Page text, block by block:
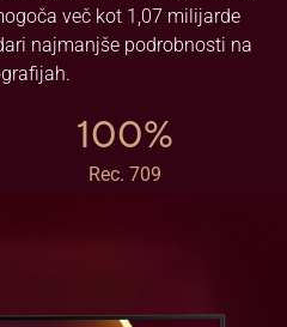
več kot 1,07 milijarde
najmanjše podrobnosti na
100%
Rec. 709